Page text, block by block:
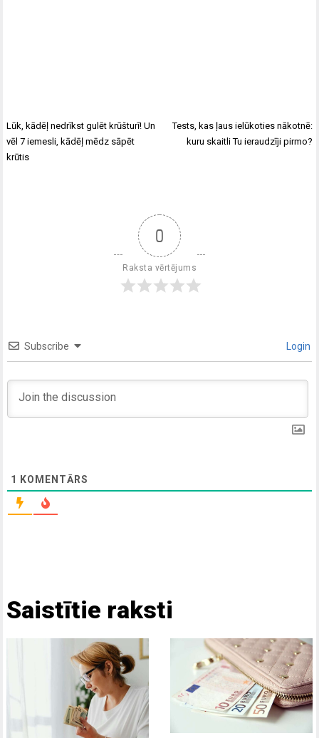
Lūk, kādēļ nedrīkst gulēt krūšturī! Un
vēl 7 iemesli, kādēļ mēdz sāpēt
krūtis
Tests, kas ļaus ielūkoties nākotnē:
kuru skaitli Tu ieraudzīji pirmo?
0
Raksta vērtējums
Subscribe Login
1 KOMENTĀRS
Saistītie raksti